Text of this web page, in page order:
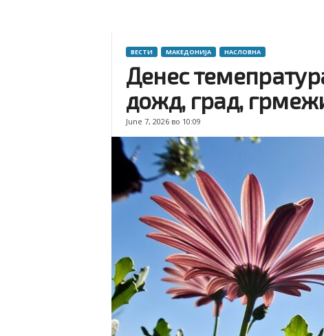
ВЕСТИ МАКЕДОНИЈА НАСЛОВНА
Денес
дожд, град,
June 7, 2026 во 10:09